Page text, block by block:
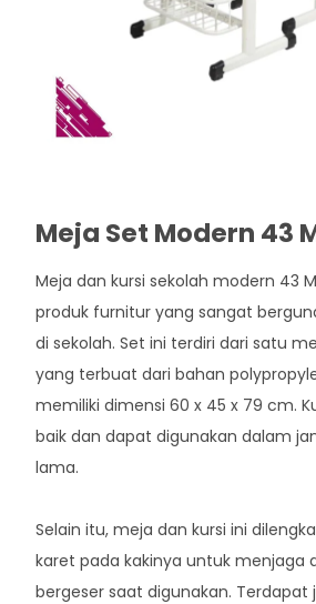
Meja Set Modern 43
Meja dan kursi sekolah modern 43
produk furnitur yang sangat
di sekolah. Set ini terdiri dari satu
yang terbuat dari bahan
memiliki dimensi 60 x 45 x 79 cm.
baik dan dapat digunakan dalam
lama.
Selain itu, meja dan kursi ini
karet pada kakinya untuk menjaga
bergeser saat digunakan.